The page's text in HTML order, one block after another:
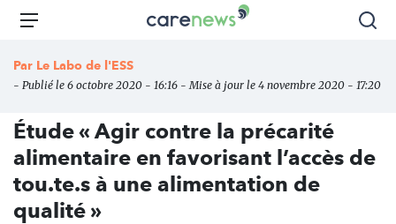
Aller
principal
Carenews,
des
l'engagement
Menu
Par Le Labo de l'ESS
- Publié le 6 octobre 2020 - 16:16 - Mise à jour le 4 novembre 2020 - 17:20
Étude « Agir contre la précarité
alimentaire en favorisant l’accès de
tou.te.s à une alimentation de
qualité »